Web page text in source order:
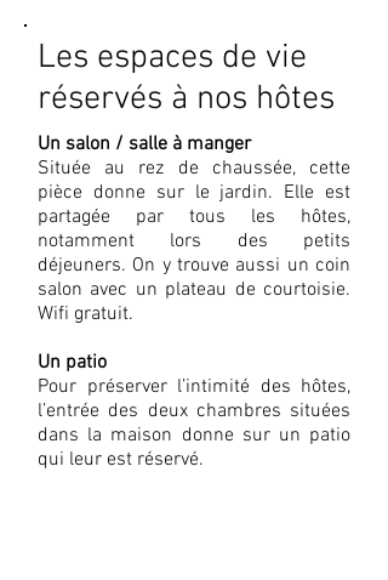
Les espaces de vie
réservés à nos hôtes
Un salon / salle à manger
Située au rez de chaussée, cette
pièce donne sur le jardin. Elle est
partagée par tous les hôtes,
notamment lors des petits
déjeuners. On y trouve aussi un coin
salon avec un plateau de courtoisie.
Wifi gratuit.
Un patio
Pour préserver l’intimité des hôtes,
l’entrée des deux chambres situées
dans la maison donne sur un patio
qui leur est réservé.